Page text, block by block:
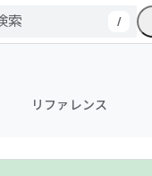
/
リファレンス